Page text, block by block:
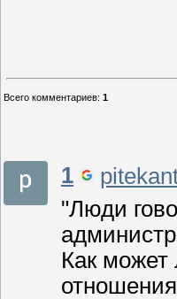
Всего комментариев: 1
1
"Люди
Как может